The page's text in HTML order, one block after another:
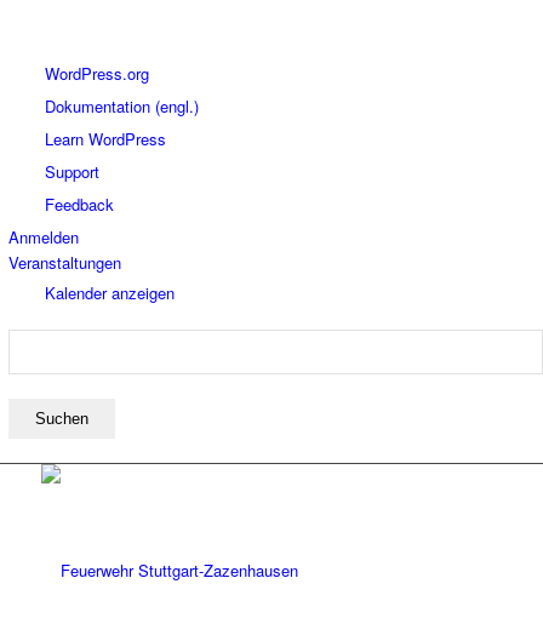
WordPress
WordPress.org
Dokumentation (engl.)
Learn WordPress
Support
Feedback
Anmelden
Veranstaltungen
Kalender anzeigen
Suchen